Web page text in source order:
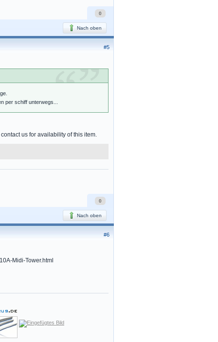
0
Nach oben
#5
per schiff unterwegs...
us for availability of this item.
0
Nach oben
#6
Midi-Tower.html